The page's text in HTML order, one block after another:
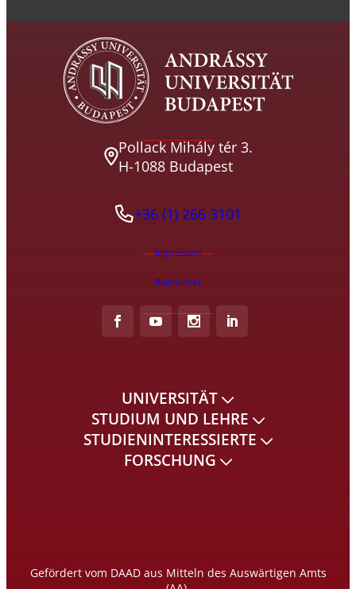
Pollack Mihály tér 3.
H-1088 Budapest
+36 (1) 266 3101
Impressum
Rechtliches
UNIVERSITÄT
STUDIUM UND LEHRE
STUDIENINTERESSIERTE
FORSCHUNG
Gefördert vom DAAD aus Mitteln des Auswärtigen Amts